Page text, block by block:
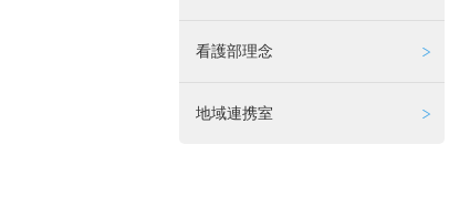
看護部理念
地域連携室